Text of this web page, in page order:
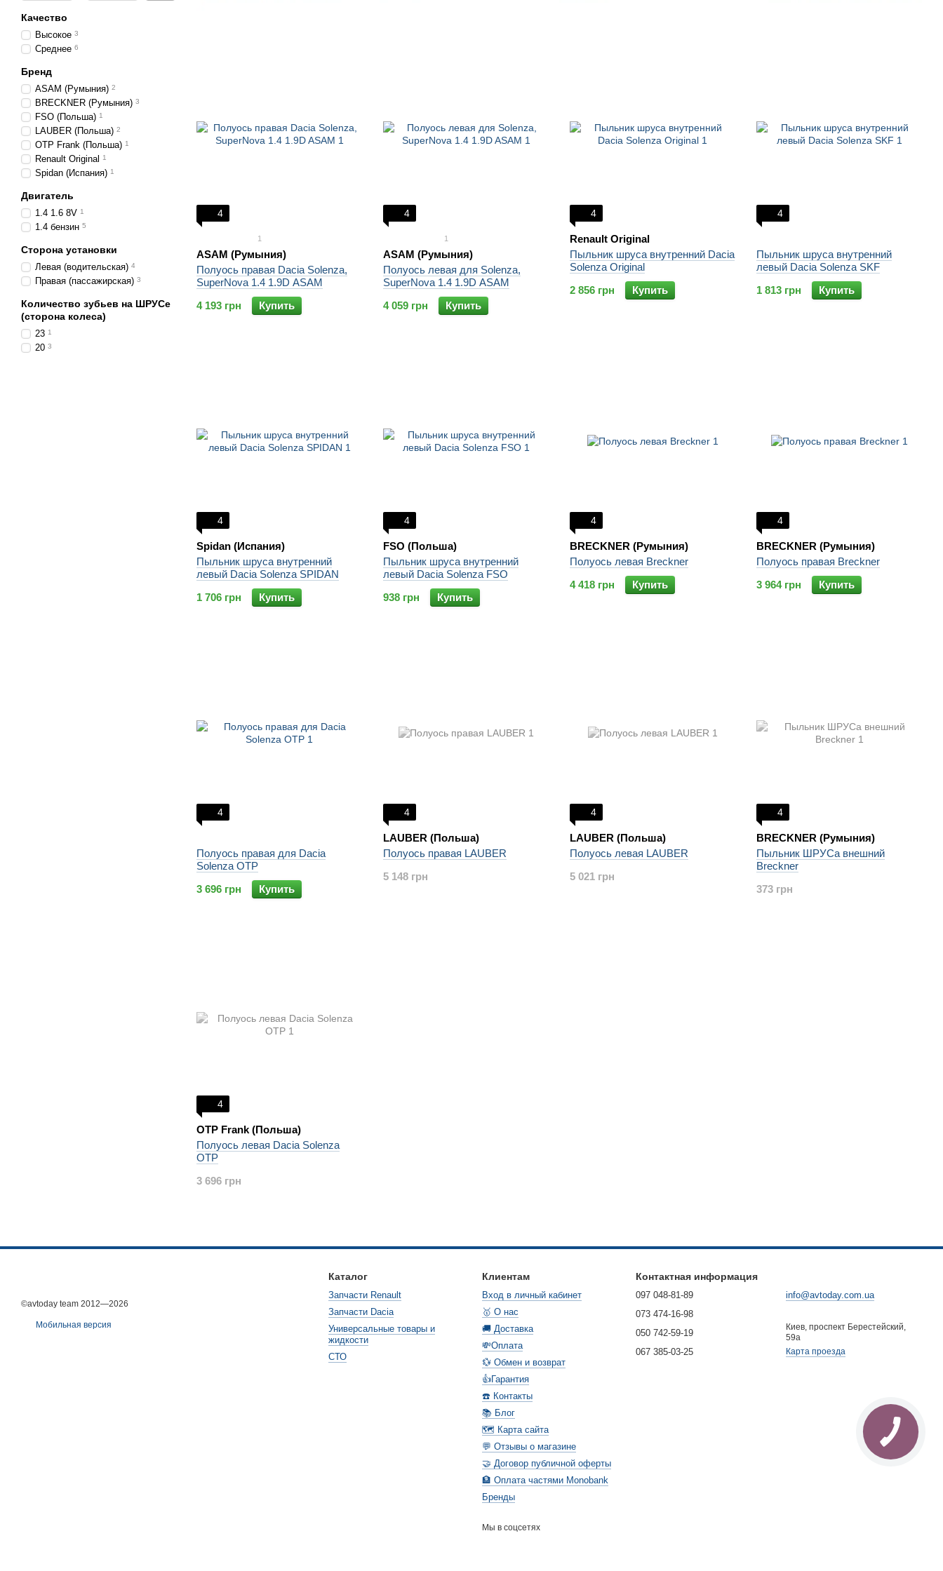
4
1
ASAM (Румыния)
Полуось правая Dacia Solenza,
SuperNova 1.4 1.9D ASAM
4 193 грн
Купить
4
1
ASAM (Румыния)
Полуось левая для Solenza,
SuperNova 1.4 1.9D ASAM
4 059 грн
Купить
4
Renault Original
Пыльник шруса внутренний Dacia
Solenza Original
2 856 грн
Купить
4
Пыльник шруса внутренний
левый Dacia Solenza SKF
1 813 грн
Купить
4
Spidan (Испания)
Пыльник шруса внутренний
левый Dacia Solenza SPIDAN
1 706 грн
Купить
4
FSO (Польша)
Пыльник шруса внутренний
левый Dacia Solenza FSO
938 грн
Купить
4
BRECKNER (Румыния)
Полуось левая Breckner
4 418 грн
Купить
4
BRECKNER (Румыния)
Полуось правая Breckner
3 964 грн
Купить
4
Полуось правая для Dacia
Solenza OTP
3 696 грн
Купить
4
LAUBER (Польша)
Полуось правая LAUBER
5 148 грн
4
LAUBER (Польша)
Полуось левая LAUBER
5 021 грн
4
BRECKNER (Румыния)
Пыльник ШРУСа внешний
Breckner
373 грн
4
OTP Frank (Польша)
Полуось левая Dacia Solenza
OTP
3 696 грн
Качество
Высокое 3
Среднее 6
Бренд
ASAM (Румыния) 2
BRECKNER (Румыния) 3
FSO (Польша) 1
LAUBER (Польша) 2
OTP Frank (Польша) 1
Renault Original 1
Spidan (Испания) 1
Двигатель
1.4 1.6 8V 1
1.4 бензин 5
Сторона установки
Левая (водительская) 4
Правая (пассажирская) 3
Количество зубьев на ШРУСе
(сторона колеса)
23 1
20 3
©avtoday team 2012—2026
Мобильная версия
Каталог
Запчасти Renault
Запчасти Dacia
Универсальные товары и
жидкости
СТО
Клиентам
Вход в личный кабинет
🥇 О нас
🚚 Доставка
💸Оплата
💱 Обмен и возврат
👍Гарантия
☎️ Контакты
📚 Блог
🗺️ Карта сайта
💬 Отзывы о магазине
🤝 Договор публичной оферты
🏦 Оплата частями Monobank
Бренды
Мы в соцсетях
Контактная информация
097 048-81-89
073 474-16-98
050 742-59-19
067 385-03-25
info@avtoday.com.ua
Киев, проспект Берестейский,
59а
Карта проезда